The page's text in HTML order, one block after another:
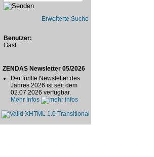
Erweiterte Suche
Benutzer:
Gast
ZENDAS Newsletter 05/2026
Der fünfte Newsletter des
Jahres 2026 ist seit dem
02.07.2026 verfügbar.
Mehr Infos